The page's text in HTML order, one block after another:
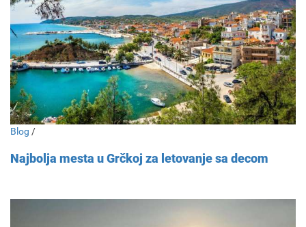
Blog /
Najbolja mesta u Grčkoj za letovanje sa decom